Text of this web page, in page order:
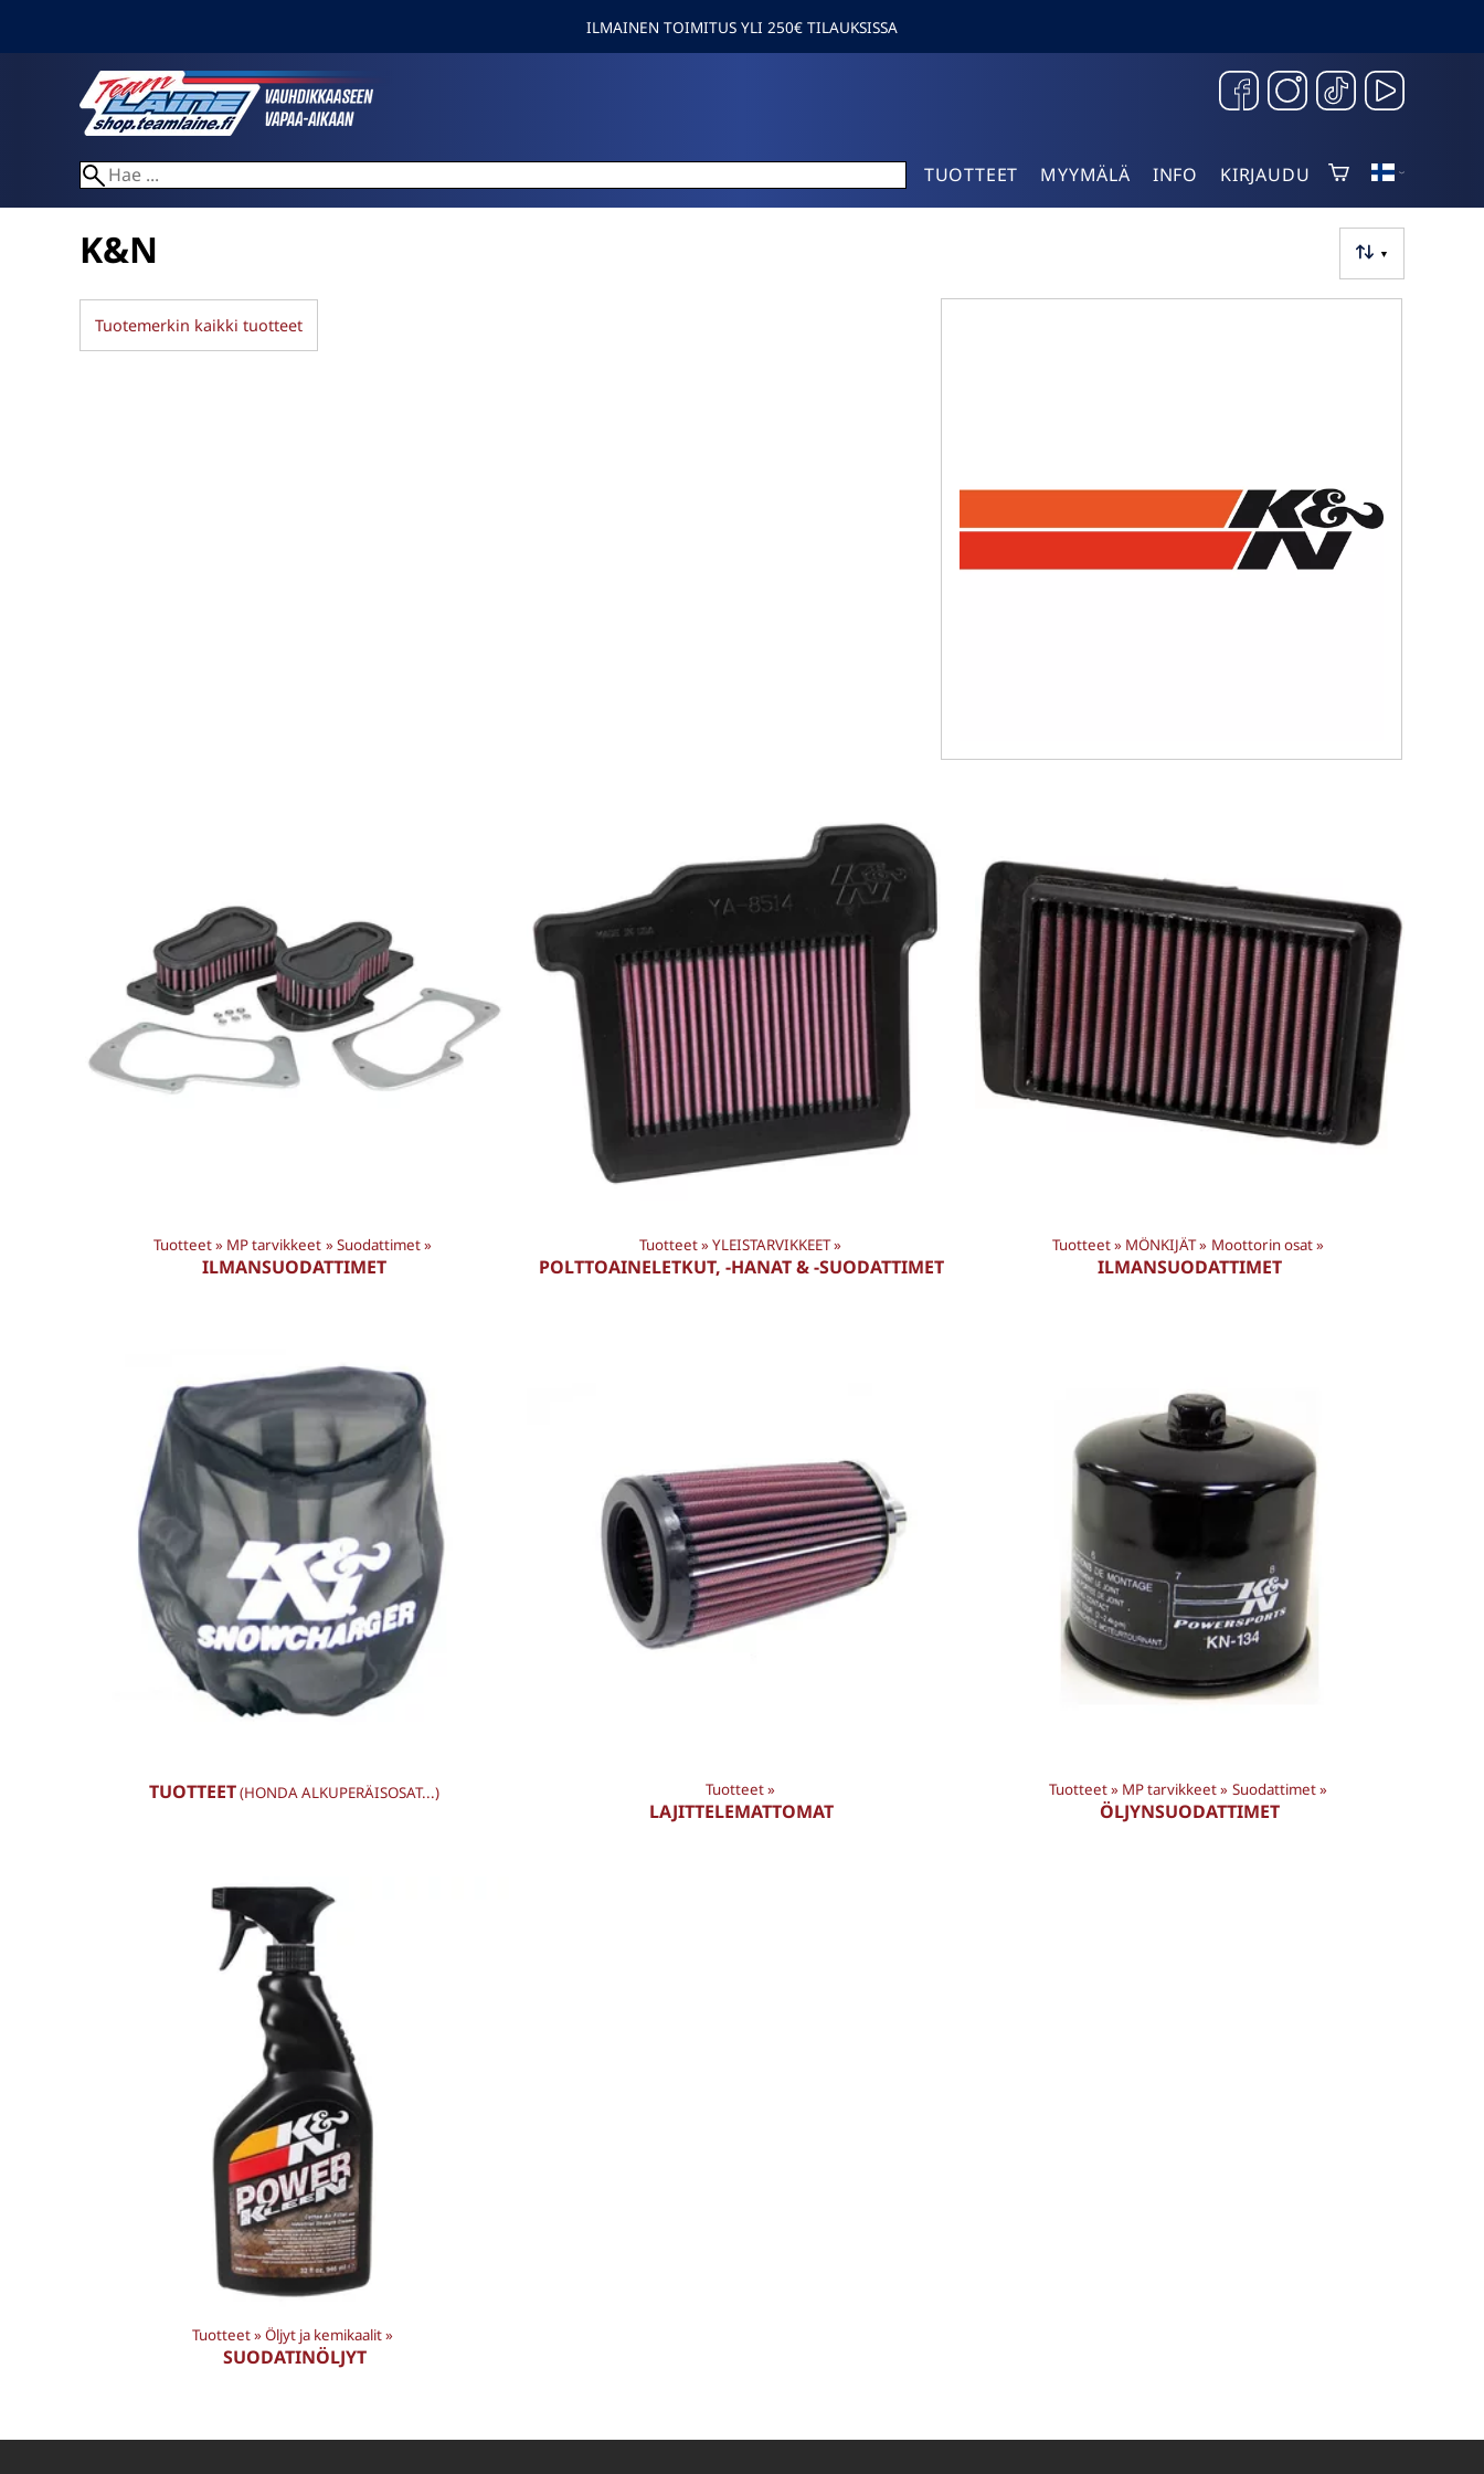
ILMAINEN TOIMITUS YLI 250€ TILAUKSISSA
TUOTTEET MYYMÄLÄ INFO KIRJAUDU
▼
K&N
Tuotemerkin kaikki tuotteet
Tuotteet‪» MP tarvikkeet ‪»Suodattimet‪»
ILMANSUODATTIMET
Tuotteet‪»YLEISTARVIKKEET‪»
POLTTOAINELETKUT, -HANAT & -SUODATTIMET
Tuotteet‪» MÖNKIJÄT‪» Moottorin osat‪»
ILMANSUODATTIMET
TUOTTEET(HONDA ALKUPERÄISOSAT...) Tuotteet‪»
LAJITTELEMATTOMAT
Tuotteet‪» MP tarvikkeet‪» Suodattimet‪»
ÖLJYNSUODATTIMET
Tuotteet‪»Öljyt ja kemikaalit‪»
SUODATINÖLJYT